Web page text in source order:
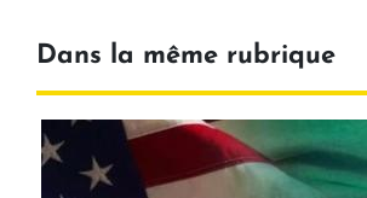
Dans la même rubrique